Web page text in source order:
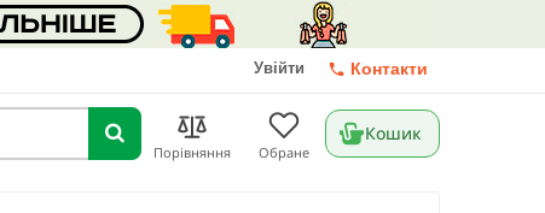
Увійти Контакти
Порівняння Обране
Кошик